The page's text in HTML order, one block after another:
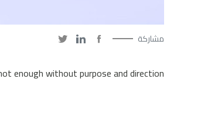
مشاركة
enough without purpose and direction